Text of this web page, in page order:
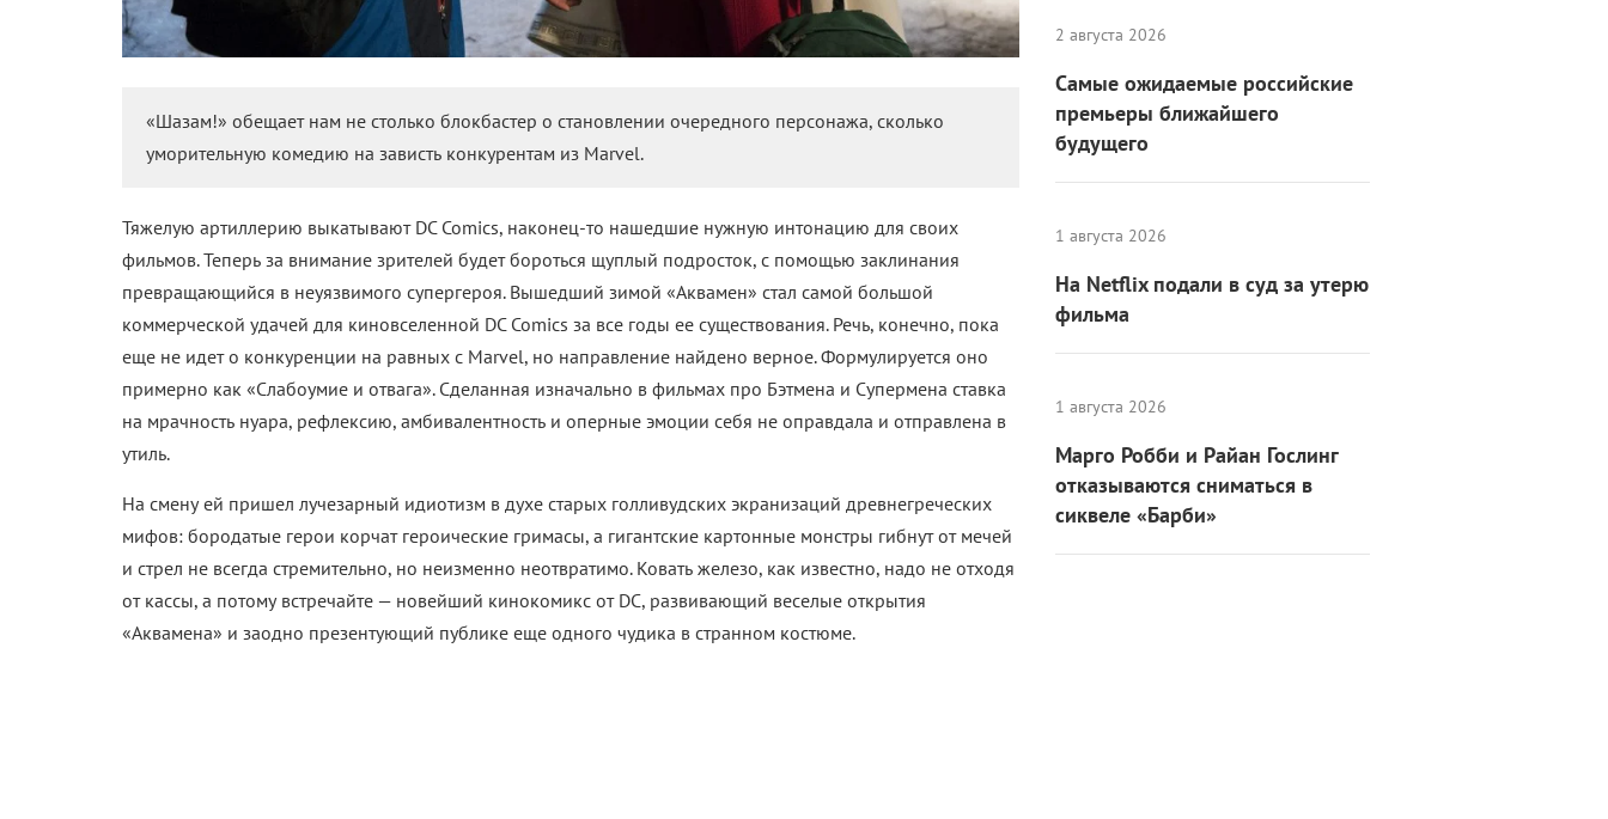
«Шазам!» обещает нам не столько блокбастер о становлении очередного персонажа, сколько
уморительную комедию на зависть конкурентам из Marvel.
Тяжелую артиллерию выкатывают DC Comics, наконец-то нашедшие нужную интонацию для своих
фильмов. Теперь за внимание зрителей будет бороться щуплый подросток, с помощью заклинания
превращающийся в неуязвимого супергероя. Вышедший зимой «Аквамен» стал самой большой
коммерческой удачей для киновселенной DC Comics за все годы ее существования. Речь, конечно, пока
еще не идет о конкуренции на равных с Marvel, но направление найдено верное. Формулируется оно
примерно как «Слабоумие и отвага». Сделанная изначально в фильмах про Бэтмена и Супермена ставка
на мрачность нуара, рефлексию, амбивалентность и оперные эмоции себя не оправдала и отправлена в
утиль.
На смену ей пришел лучезарный идиотизм в духе старых голливудских экранизаций древнегреческих
мифов: бородатые герои корчат героические гримасы, а гигантские картонные монстры гибнут от мечей
и стрел не всегда стремительно, но неизменно неотвратимо. Ковать железо, как известно, надо не отходя
от кассы, а потому встречайте — новейший кинокомикс от DC, развивающий веселые открытия
«Аквамена» и заодно презентующий публике еще одного чудика в странном костюме.
2 августа 2026
Самые ожидаемые российские
премьеры ближайшего
будущего
1 августа 2026
На Netflix подали в суд за утерю
фильма
1 августа 2026
Марго Робби и Райан Гослинг
отказываются сниматься в
сиквеле «Барби»